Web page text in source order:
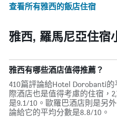
查看所有雅西​的飯店住宿
雅西, 羅馬尼亞住宿
雅西有哪些酒店值得推薦？
410篇評論給Hotel Dorobanti
際酒店也是值得考慮的住宿，
是9.1/10。歐羅巴酒店則是另
論給它的平均分數是8.8/10。